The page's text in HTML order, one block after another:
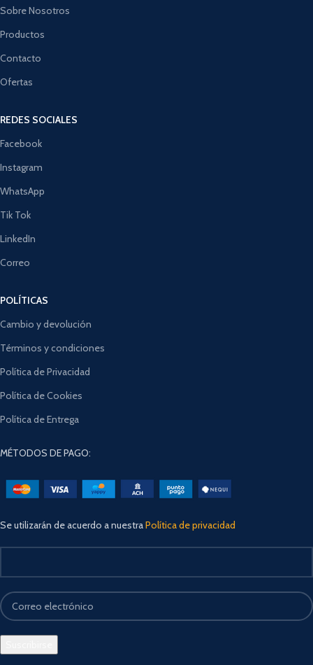
Sobre Nosotros
Productos
Contacto
Ofertas
REDES SOCIALES
Facebook
Instagram
WhatsApp
Tik Tok
LinkedIn
Correo
POLÍTICAS
Cambio y devolución
Términos y condiciones
Política de Privacidad
Política de Cookies
Política de Entrega
MÉTODOS DE PAGO:
Se utilizarán de acuerdo a nuestraPolítica de privacidad